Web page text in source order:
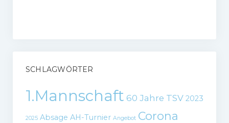
SCHLAGWÖRTER
1.Mannschaft 60 Jahre TSV 2023
2025 Absage AH-Turnier Angebot Corona